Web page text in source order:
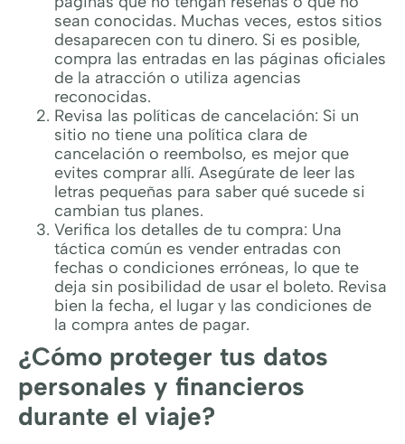
sean conocidas. Muchas veces, estos sitios
desaparecen con tu dinero. Si es posible,
compra las entradas en las páginas oficiales
de la atracción o utiliza agencias
reconocidas.
Revisa las políticas de cancelación: Si un
sitio no tiene una política clara de
cancelación o reembolso, es mejor que
evites comprar allí. Asegúrate de leer las
letras pequeñas para saber qué sucede si
cambian tus planes.
Verifica los detalles de tu compra: Una
táctica común es vender entradas con
fechas o condiciones erróneas, lo que te
deja sin posibilidad de usar el boleto. Revisa
bien la fecha, el lugar y las condiciones de
la compra antes de pagar.
¿Cómo proteger tus datos
personales y financieros
durante el viaje?